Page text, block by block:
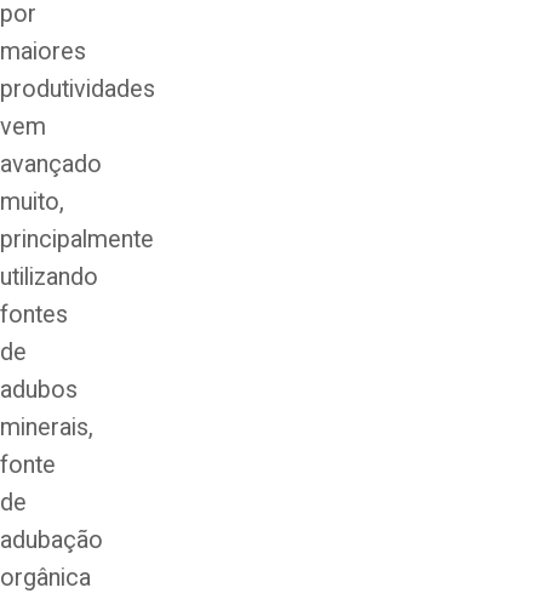
por
maiores
produtividades
vem
avançado
muito,
principalmente
utilizando
fontes
de
adubos
minerais,
fonte
de
adubação
orgânica